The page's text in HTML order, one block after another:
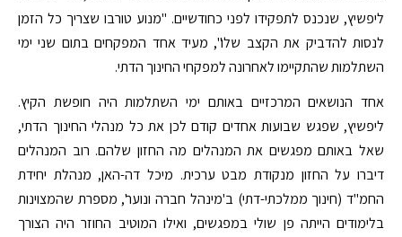
ליפשיץ, שנכנס לתפקידו לפני כחודשיים. "מנוע טורבו שצריך כל הזמן
לנסות להדביק את הקצב שלו", מעיד אחד המפקחים בתום שני ימי
השתלמות שהתקיימו לאחרונה למפקחי החינוך הדתי.
אחד הנושאים המרכזיים באותם ימי השתלמות היה חופשת הקיץ.
ליפשיץ, שפגש שבועות אחדים קודם לכן את כל מנהלי החינוך הדתי,
שאל באותם מפגשים את המנהלים מה החזון שלהם. רוב המנהלים
דיברו על החזון מנקודת מבט ערכית. מיכל דה-האן, מנהלת יחידת
החמ"ד (חינוך ממלכתי-דתי) ב'מינהל חברה ונוער', מספרת שהמצוינות
בלימודים הייתה פן שולי במפגשים, ואילו המוטיב החוזר היה הצורך